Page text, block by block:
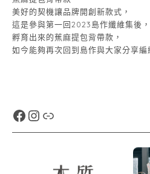
美好的契機讓品牌開創新款式，
這是參與第一回2023島作纖維集後，
孵育出來的蕉麻提包背帶款，
如今能夠再次回到島作與大家分享編